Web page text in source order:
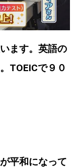
ます。英語の
TOEICで９０
平和になって